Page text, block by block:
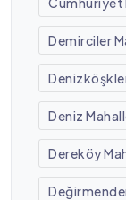
Demirciler
Deniz
Dereköy